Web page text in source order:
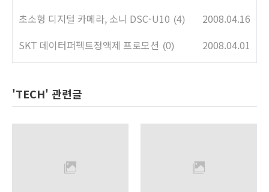
초소형 디지털 카메라, 소니 DSC-U10 (4)
2008.04.16
SKT 데이터퍼펙트정액제 프로모션 (0) 2008.04.01
'TECH' 관련글